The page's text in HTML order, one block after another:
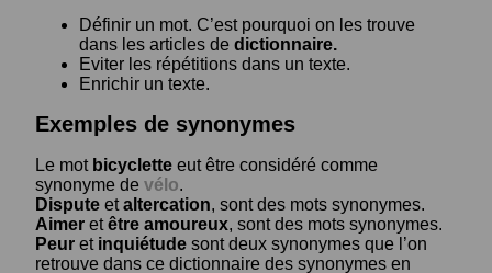
Définir un mot. C’est pourquoi on les trouve
dans les articles de dictionnaire.
Eviter les répétitions dans un texte.
Enrichir un texte.
Exemples de synonymes
Le mot bicyclette eut être considéré comme
synonyme de vélo.
Dispute etaltercation, sont des mots synonymes.
Aimer etêtre amoureux, sont des mots synonymes.
Peur et inquiétude sont deux synonymes que l’on
retrouve dans ce dictionnaire des synonymes en